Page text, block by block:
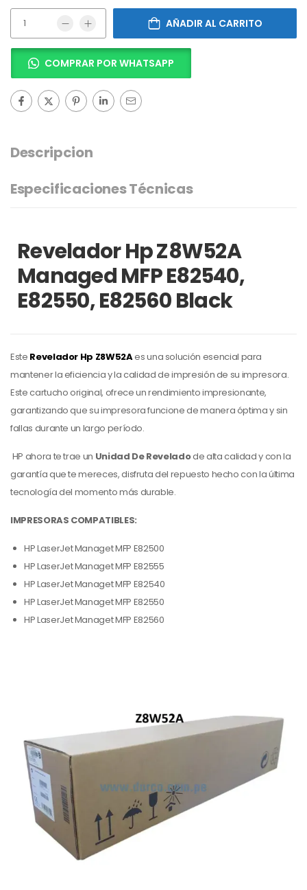
AÑADIR AL CARRITO
COMPRAR POR WHATSAPP
Descripcion
Especificaciones Técnicas
Revelador Hp Z8W52A
Managed MFP E82540,
E82550, E82560 Black
Este Revelador Hp Z8W52Aes una solución esencial para
mantener la eficiencia y la calidad de impresión de su impresora.
Este cartucho original, ofrece un rendimiento impresionante,
garantizando que su impresora funcione de manera óptima y sin
fallas durante un largo período.
HP ahora te trae un Unidad De Reveladode alta calidad y con la
garantía que te mereces, disfruta del repuesto hecho con la última
tecnología del momento más durable.
IMPRESORAS COMPATIBLES:
HP LaserJet Managet MFP E82500
HP LaserJet Managet MFP E82555
HP LaserJet Managet MFP E82540
HP LaserJet Managet MFP E82550
HP LaserJet Managet MFP E82560